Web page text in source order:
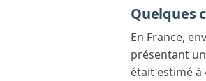
Quelques
En France,
présentant
était estimé à